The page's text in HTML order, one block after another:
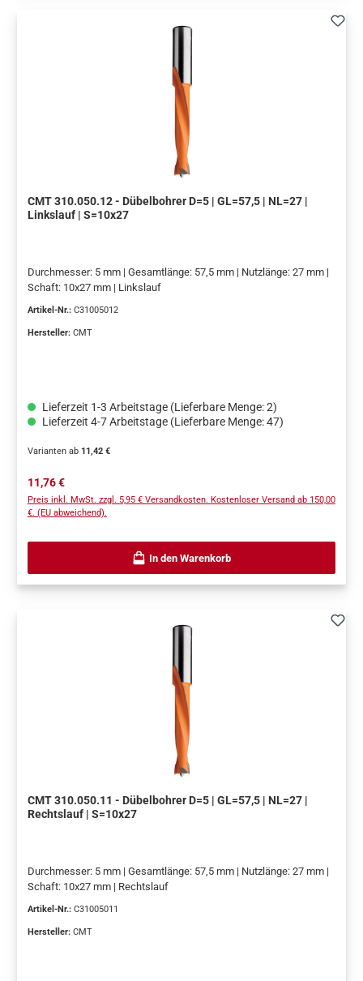
CMT 310.050.12 - Dübelbohrer D=5 | GL=57,5 | NL=27 |
Linkslauf | S=10x27
Durchmesser: 5 mm | Gesamtlänge: 57,5 mm | Nutzlänge: 27 mm |
Schaft: 10x27 mm | Linkslauf
Artikel-Nr.: C31005012
Hersteller: CMT
Lieferzeit 1-3 Arbeitstage (Lieferbare Menge: 2)
Lieferzeit 4-7 Arbeitstage (Lieferbare Menge: 47)
Varianten ab11,42 €
Regulärer Preis:
11,76 €
Preis inkl. MwSt. zzgl. 5,95 € Versandkosten. Kostenloser Versand ab 150,00
€. (EU abweichend).
In den Warenkorb
CMT 310.050.11 - Dübelbohrer D=5 | GL=57,5 | NL=27 |
Rechtslauf | S=10x27
Durchmesser: 5 mm | Gesamtlänge: 57,5 mm | Nutzlänge: 27 mm |
Schaft: 10x27 mm | Rechtslauf
Artikel-Nr.: C31005011
Hersteller: CMT